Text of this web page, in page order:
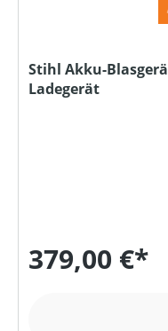
Stihl Akku-
Ladegerät
379,00 €*